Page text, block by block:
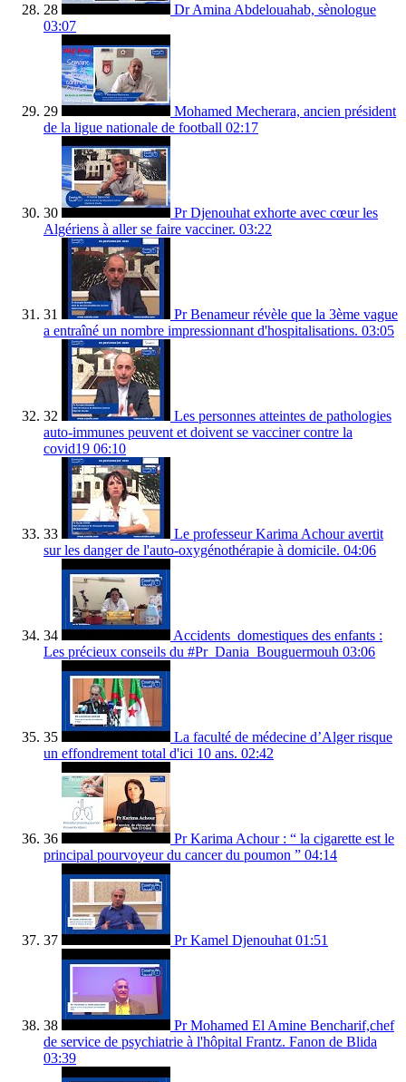
28
Dr Amina Abdelouahab, sènologue
03:07
29
Mohamed Mecherara, ancien président
de la ligue nationale de football 02:17
30
Pr Djenouhat exhorte avec cœur les
Algériens à aller se faire vacciner. 03:22
31
Pr Benameur révèle que la 3ème vague
a entraîné un nombre impressionnant d'hospitalisations. 03:05
32
Les personnes atteintes de pathologies
auto-immunes peuvent et doivent se vacciner contre la
covid19 06:10
33
Le professeur Karima Achour avertit
sur les danger de l'auto-oxygénothérapie à domicile. 04:06
34
Accidents_domestiques des enfants :
Les précieux conseils du #Pr_Dania_Bouguermouh 03:06
35
La faculté de médecine d’Alger risque
un effondrement total d'ici 10 ans. 02:42
36
Pr Karima Achour : “ la cigarette est le
principal pourvoyeur du cancer du poumon ” 04:14
37 Pr Kamel Djenouhat 01:51
38
Pr Mohamed El Amine Bencharif,chef
de service de psychiatrie à l'hôpital Frantz. Fanon de Blida
03:39